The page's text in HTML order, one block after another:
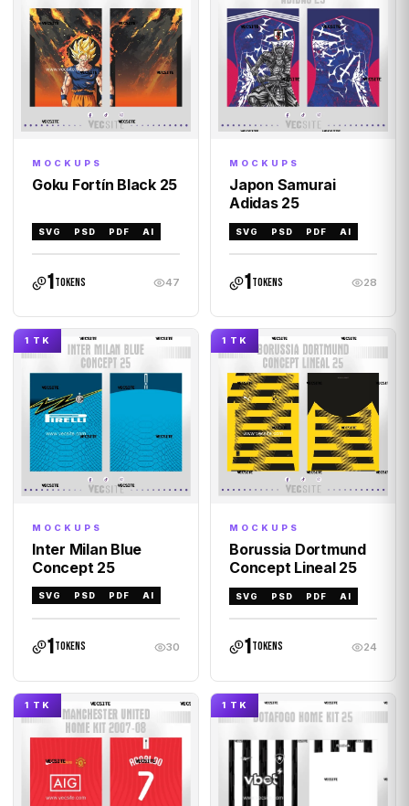
MOCKUPS
Goku Fortín Black 25
SVG PSD PDF AI
1tokens 47
MOCKUPS
Japon Samurai
Adidas 25
SVG PSD PDF AI
1tokens 28
1 TK
MOCKUPS
Inter Milan Blue
Concept 25
SVG PSD PDF AI
1tokens 30
1 TK
MOCKUPS
Borussia Dortmund
Concept Lineal 25
SVG PSD PDF AI
1tokens 24
1 TK 1 TK